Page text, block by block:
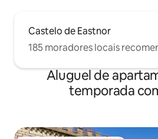
Castelo de Eastnor
185 moradores locais
Aluguel de
temporada